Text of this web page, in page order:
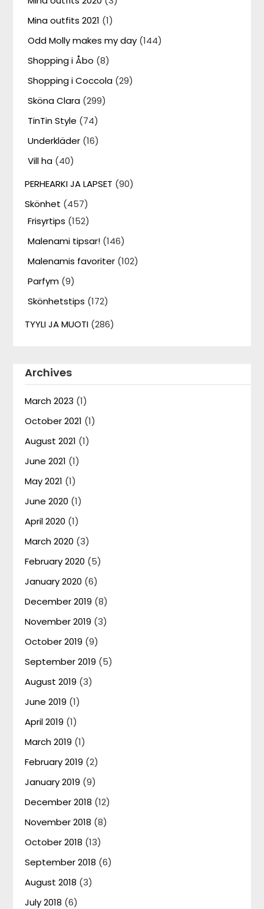
Mina outfits 2021 (1)
Odd Molly makes my day (144)
Shopping i Åbo (8)
Shopping i Coccola (29)
Sköna Clara (299)
TinTin Style (74)
Underkläder (16)
Vill ha (40)
PERHEARKI JA LAPSET (90)
Skönhet (457)
Frisyrtips (152)
Malenami tipsar! (146)
Malenamis favoriter (102)
Parfym (9)
Skönhetstips (172)
TYYLI JA MUOTI (286)
Archives
March 2023 (1)
October 2021 (1)
August 2021 (1)
June 2021 (1)
May 2021 (1)
June 2020 (1)
April 2020 (1)
March 2020 (3)
February 2020 (5)
January 2020 (6)
December 2019 (8)
November 2019 (3)
October 2019 (9)
September 2019 (5)
August 2019 (3)
June 2019 (1)
April 2019 (1)
March 2019 (1)
February 2019 (2)
January 2019 (9)
December 2018 (12)
November 2018 (8)
October 2018 (13)
September 2018 (6)
August 2018 (3)
July 2018 (6)